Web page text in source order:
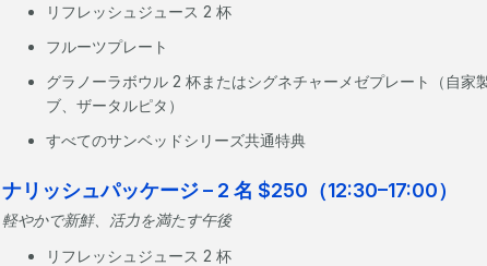
リフレッシュジュース 2 杯
フルーツプレート
グラノーラボウル 2 杯またはシグネチャーメゼプレート（自家
ブ、ザータルピタ）
すべてのサンベッドシリーズ共通特典
ナリッシュパッケージ – 2 名 $250（12:30–17:00）
軽やかで新鮮、活力を満たす午後
リフレッシュジュース 2 杯